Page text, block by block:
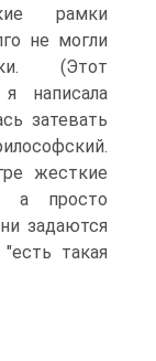
рамки
не могли
(Этот
написала
затевать
жесткие
а просто
задаются
такая